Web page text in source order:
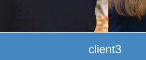
client3